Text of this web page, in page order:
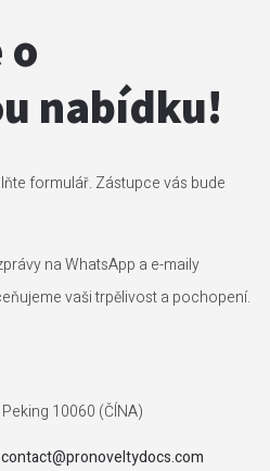
o
nabídku!
formulář. Zástupce vás bude
na WhatsApp a e-maily
vaši trpělivost a pochopení.
10060 (ČÍNA)
contact@pronoveltydocs.com